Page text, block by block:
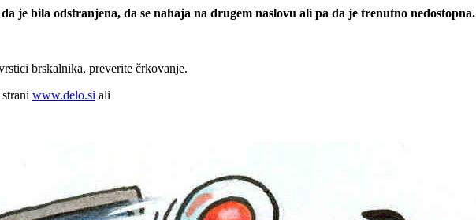
je bila odstranjena, da se nahaja na drugem naslovu ali pa da je trenutno nedostopna.
brskalnika, preverite črkovanje.
www.delo.si ali